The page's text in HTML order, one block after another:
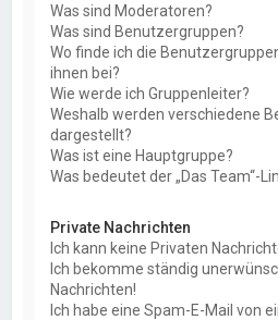
Was sind Moderatoren?
Was sind Benutzergruppen?
Wo finde ich die
ihnen bei?
Wie werde ich Gruppenleiter?
Weshalb werden verschiedene
dargestellt?
Was ist eine Hauptgruppe?
Was bedeutet der „Das Team“-
Private Nachrichten
Ich kann keine Privaten
Ich bekomme ständig
Nachrichten!
Ich habe eine Spam-E-Mail von